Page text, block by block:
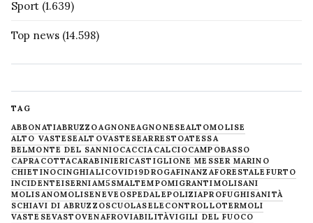
Sport (1.639)
Top news (14.598)
TAG
ABBONATIABRUZZOAGNONEAGNONESEALTOMOLISE
ALTO VASTESEALTOVASTESEARRESTOATESSA
BELMONTE DEL SANNIOCACCIACALCIOCAMPOBASSO
CAPRACOTTACARABINIERICASTIGLIONE MESSER MARINO
CHIETINOCINGHIALICOVID19DROGAFINANZAFORESTALE FURTO
INCIDENTEISERNIAM5SMALTEMPOMIGRANTIMOLISANI
MOLISANOMOLISENEVE OSPEDALEPOLIZIAPROFUGHISANITÀ
SCHIAVI DI ABRUZZOSCUOLASELECONTROLLOTERMOLI
VASTESEVASTOVENAFROVIABILITÀVIGILI DEL FUOCO